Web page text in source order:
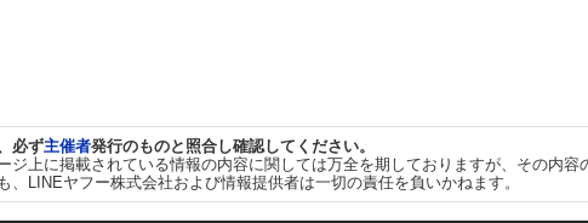
必ず主催者発行のものと照合し確認してください。
ジ上に掲載されている情報の内容に関しては万全を期しておりますが、その内
LINEヤフー株式会社および情報提供者は一切の責任を負いかねます。